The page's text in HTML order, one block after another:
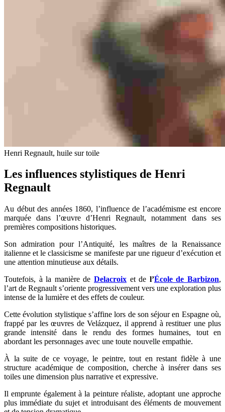
Henri Regnault, huile sur toile
Les influences stylistiques de Henri
Regnault
Au début des années 1860, l’influence de l’académisme est encore
marquée dans l’œuvre d’Henri Regnault, notamment dans ses
premières compositions historiques.
Son admiration pour l’Antiquité, les maîtres de la Renaissance
italienne et le classicisme se manifeste par une rigueur d’exécution et
une attention minutieuse aux détails.
Toutefois, à la manière de Delacroix et de l’École de Barbizon,
l’art de Regnault s’oriente progressivement vers une exploration plus
intense de la lumière et des effets de couleur.
Cette évolution stylistique s’affine lors de son séjour en Espagne où,
frappé par les œuvres de Velázquez, il apprend à restituer une plus
grande intensité dans le rendu des formes humaines, tout en
abordant les personnages avec une toute nouvelle empathie.
À la suite de ce voyage, le peintre, tout en restant fidèle à une
structure académique de composition, cherche à insérer dans ses
toiles une dimension plus narrative et expressive.
Il emprunte également à la peinture réaliste, adoptant une approche
plus immédiate du sujet et introduisant des éléments de mouvement